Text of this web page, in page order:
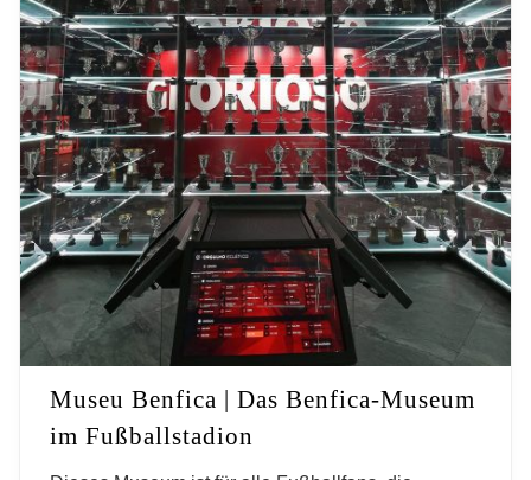
Museen – Die besten Museen
Museu Benfica | Das Benfica-Museum
im Fußballstadion